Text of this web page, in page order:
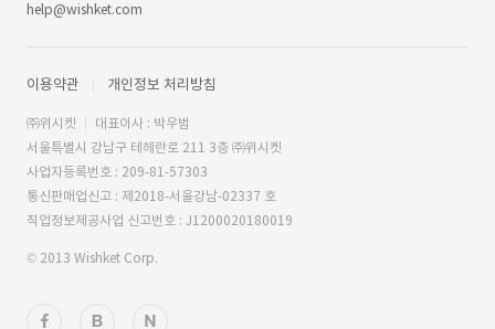
help@wishket.com
이용약관 개인정보 처리방침
㈜위시켓
대표이사 : 박우범
서울특별시 강남구 테헤란로 211 3층 ㈜위시켓
사업자등록번호 : 209-81-57303
통신판매업신고 : 제2018-서울강남-02337 호
직업정보제공사업 신고번호 : J1200020180019
© 2013 Wishket Corp.